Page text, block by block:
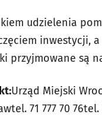
udzielenia
inwestycji,
przyjmowane są
Urząd Miejski
71 777 70 76tel.